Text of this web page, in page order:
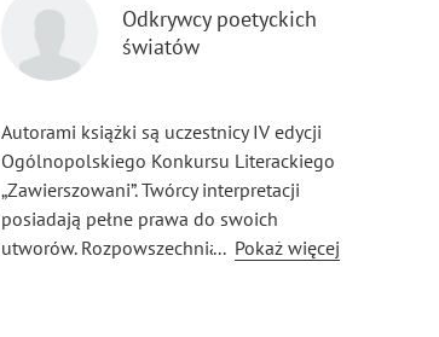
Odkrywcy poetyckich
światów
Autorami książki są uczestnicy IV edycji
Ogólnopolskiego Konkursu Literackiego
„Zawierszowani”. Twórcy interpretacji
posiadają pełne prawa do swoich
utworów. Rozpowszechnianie oraz
... Pokaż więcej